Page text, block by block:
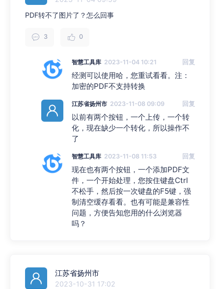
PDF转不了图片了？怎么回事
3 0
智慧工具库 2023-11-04 10:21 回复
经测可以使用哈，您重试看看。注：
加密的PDF不支持转换
江苏省扬州市 2023-11-08 09:09 回复
以前有两个按钮，一个上传，一个转
化，现在缺少一个转化，所以操作不
了
智慧工具库 2023-11-08 11:53 回复
现在也有两个按钮，一个添加PDF文
件，一个开始处理，您按住键盘Ctrl
不松手，然后按一次键盘的F5键，强
制清空缓存看看。也有可能是兼容性
问题，方便告知您用的什么浏览器
吗？
江苏省扬州市
2023-10-31 17:02